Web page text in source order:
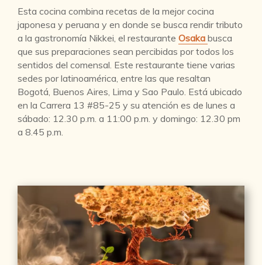
Esta cocina combina recetas de la mejor cocina
japonesa y peruana y en donde se busca rendir tributo
a la gastronomía Nikkei, el restaurante Osaka busca
que sus preparaciones sean percibidas por todos los
sentidos del comensal. Este restaurante tiene varias
sedes por latinoamérica, entre las que resaltan
Bogotá, Buenos Aires, Lima y Sao Paulo. Está ubicado
en la Carrera 13 #85-25 y su atención es de lunes a
sábado: 12.30 p.m. a 11:00 p.m. y domingo: 12.30 pm
a 8.45 p.m.